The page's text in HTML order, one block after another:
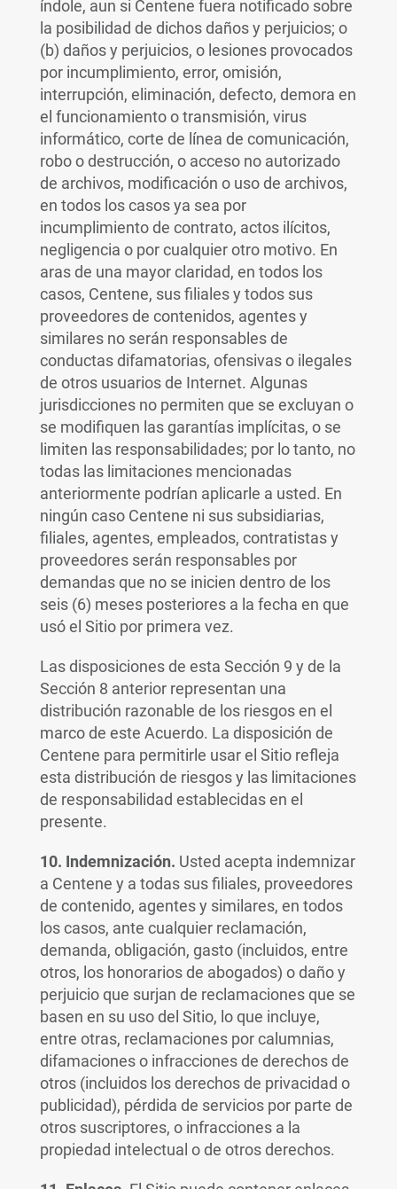
índole, aun si Centene fuera notificado sobre
la posibilidad de dichos daños y perjuicios; o
(b) daños y perjuicios, o lesiones provocados
por incumplimiento, error, omisión,
interrupción, eliminación, defecto, demora en
el funcionamiento o transmisión, virus
informático, corte de línea de comunicación,
robo o destrucción, o acceso no autorizado
de archivos, modificación o uso de archivos,
en todos los casos ya sea por
incumplimiento de contrato, actos ilícitos,
negligencia o por cualquier otro motivo. En
aras de una mayor claridad, en todos los
casos, Centene, sus filiales y todos sus
proveedores de contenidos, agentes y
similares no serán responsables de
conductas difamatorias, ofensivas o ilegales
de otros usuarios de Internet. Algunas
jurisdicciones no permiten que se excluyan o
se modifiquen las garantías implícitas, o se
limiten las responsabilidades; por lo tanto, no
todas las limitaciones mencionadas
anteriormente podrían aplicarle a usted. En
ningún caso Centene ni sus subsidiarias,
filiales, agentes, empleados, contratistas y
proveedores serán responsables por
demandas que no se inicien dentro de los
seis (6) meses posteriores a la fecha en que
usó el Sitio por primera vez.
Las disposiciones de esta Sección 9 y de la
Sección 8 anterior representan una
distribución razonable de los riesgos en el
marco de este Acuerdo. La disposición de
Centene para permitirle usar el Sitio refleja
esta distribución de riesgos y las limitaciones
de responsabilidad establecidas en el
presente.
10. Indemnización. Usted acepta indemnizar
a Centene y a todas sus filiales, proveedores
de contenido, agentes y similares, en todos
los casos, ante cualquier reclamación,
demanda, obligación, gasto (incluidos, entre
otros, los honorarios de abogados) o daño y
perjuicio que surjan de reclamaciones que se
basen en su uso del Sitio, lo que incluye,
entre otras, reclamaciones por calumnias,
difamaciones o infracciones de derechos de
otros (incluidos los derechos de privacidad o
publicidad), pérdida de servicios por parte de
otros suscriptores, o infracciones a la
propiedad intelectual o de otros derechos.